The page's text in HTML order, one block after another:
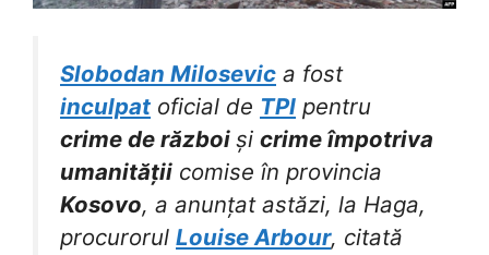
Slobodan Milosevic a fost
inculpat oficial de TPI pentru
crime de război și crime împotriva
umanității comise în provincia
Kosovo, a anunțat astăzi, la Haga,
procurorul Louise Arbour, citată